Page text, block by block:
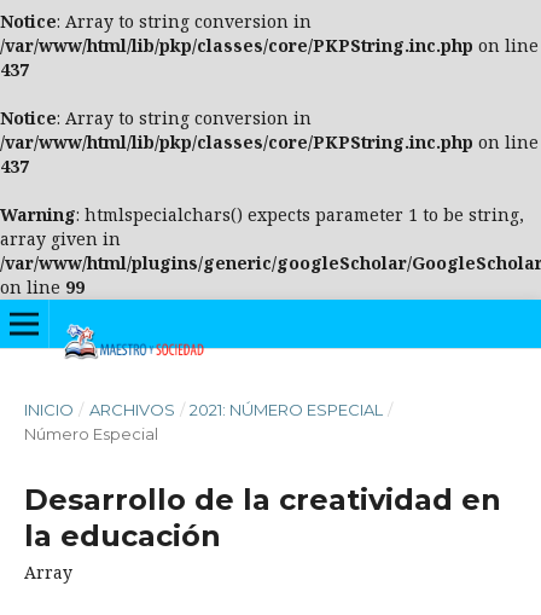
Notice: Array to string conversion in
/var/www/html/lib/pkp/classes/core/PKPString.inc.php on line
437
Notice: Array to string conversion in
/var/www/html/lib/pkp/classes/core/PKPString.inc.php on line
437
Warning: htmlspecialchars() expects parameter 1 to be string,
array given in
/var/www/html/plugins/generic/googleScholar/
on line 99
INICIO / ARCHIVOS / 2021: NÚMERO ESPECIAL
/
Número Especial
Desarrollo de la creatividad en
la educación
Array